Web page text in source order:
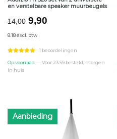
en verstelbare speaker muurbeugels
14,00 Oorspronkelijke
was:
€14,00.
9,90Huidige
€9,90.
8.18 excl. btw
1 beoordelingen
Op voorraad — Voor 23:59 besteld, morgen
in huis
Aanbieding